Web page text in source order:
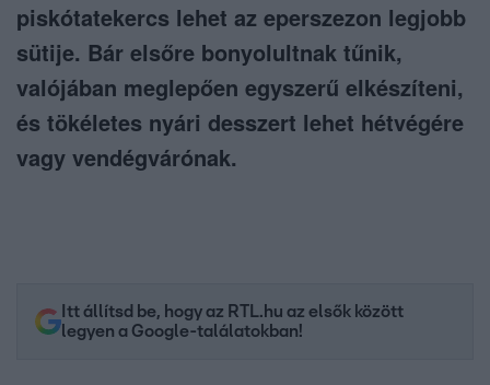
piskótatekercs lehet az eperszezon legjobb
sütije. Bár elsőre bonyolultnak tűnik,
valójában meglepően egyszerű elkészíteni,
és tökéletes nyári desszert lehet hétvégére
vagy vendégvárónak.
Itt állítsd be, hogy az RTL.hu az elsők között
legyen a Google-találatokban!